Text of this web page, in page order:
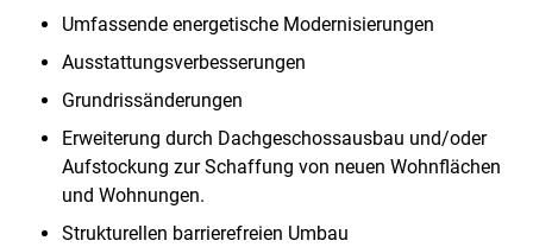
Umfassende energetische Modernisierungen
Ausstattungsverbesserungen
Grundrissänderungen
Erweiterung durch Dachgeschossausbau und/oder
Aufstockung zur Schaffung von neuen Wohnflächen
und Wohnungen.
Strukturellen barrierefreien Umbau